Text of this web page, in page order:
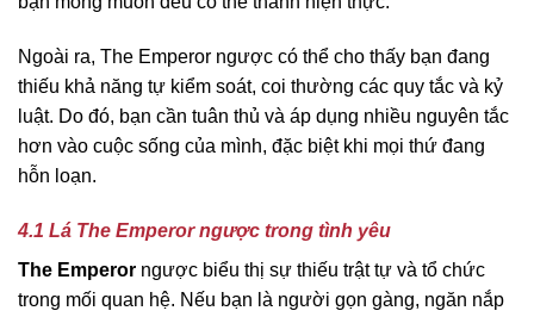
Ngoài ra, The Emperor ngược có thể cho thấy bạn đang
thiếu khả năng tự kiểm soát, coi thường các quy tắc và kỷ
luật. Do đó, bạn cần tuân thủ và áp dụng nhiều nguyên tắc
hơn vào cuộc sống của mình, đặc biệt khi mọi thứ đang
hỗn loạn.
4.1 Lá The Emperor ngược trong tình yêu
The Emperor ngược biểu thị sự thiếu trật tự và tổ chức
trong mối quan hệ. Nếu bạn là người gọn gàng, ngăn nắp